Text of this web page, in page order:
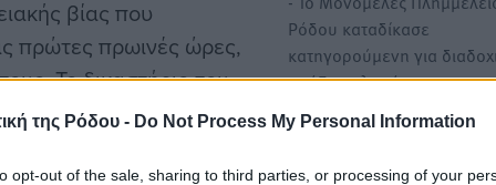
της Ρόδου - Do Not Process My Personal Information
opt-out of the sale, sharing to third parties, or processing of your
βίας που
πρώτες πρωινές ώρες,
Το δικαστήριο του
οποία θα κληθεί να
Ρόδου καταδίκασε
κατηγορούμενη για
πράξεις κλοπής που…
αναστολή σε φορέα του